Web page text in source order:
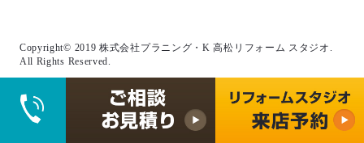
Copyright© 2019 株式会社プラニング・K 高松リフォーム スタジオ.
All Rights Reserved.